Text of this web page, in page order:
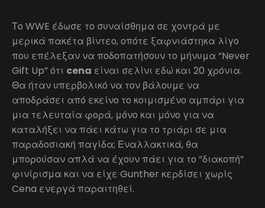
Το WWE έδωσε το συναίσθημα σε χοντρά με
μερικά πακέτα βίντεο, οπότε ξαφνιάστηκα λίγο
που επέλεξαν να ποδοπατήσουν το μήνυμα “Never
Gift Up” ότι cena είναι σελίνι εδώ και 20 χρόνια.
Θα ήταν υπερβολικό να τον βάλουμε να
αποδράσει από εκείνο το κοιμισμένο αμπάρι για
μια τελευταία φορά, μόνο και μόνο για να
καταλήξει να πάει κάτω για το τριάρι σε μια
παραδοσιακή παγίδα; Εναλλακτικά, θα
μπορούσαν απλά να έχουν πάει για το “διακοπή”
φινίρισμα και να είχε Gunther κερδίσει χωρίς
Cena ενεργά παραιτηθεί.